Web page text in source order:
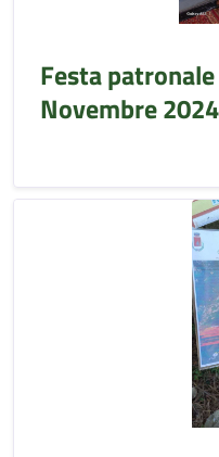
Festa
Novembre 2024